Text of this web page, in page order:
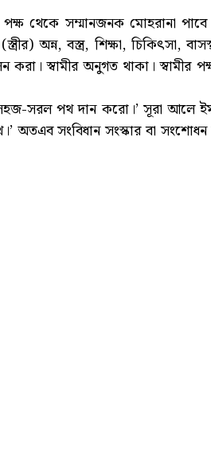
থেকে সম্মানজনক মোহরানা
অন্ন, বস্ত্র, শিক্ষা, চিকিৎসা,
স্বামীর অনুগত থাকা। স্বামীর
সরল পথ দান করো।’ সূরা আলে
সংবিধান সংস্কার বা